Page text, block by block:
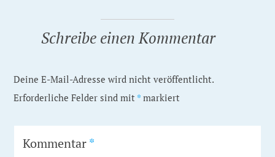
Schreibe einen Kommentar
Deine E-Mail-Adresse wird nicht veröffentlicht.
Erforderliche Felder sind mit * markiert
Kommentar*